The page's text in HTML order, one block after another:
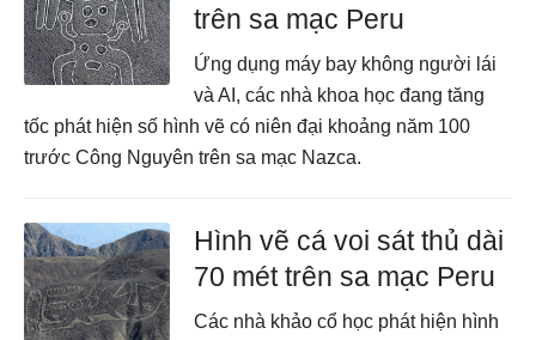
trên sa mạc Peru
Ứng dụng máy bay không người lái
và AI, các nhà khoa học đang tăng
tốc phát hiện số hình vẽ có niên đại khoảng năm 100
trước Công Nguyên trên sa mạc Nazca.
Hình vẽ cá voi sát thủ dài
70 mét trên sa mạc Peru
Các nhà khảo cổ học phát hiện hình